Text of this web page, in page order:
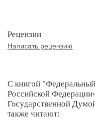
Рецензии
Написать рецензию
С книгой
Российской
Государственной
также читают: